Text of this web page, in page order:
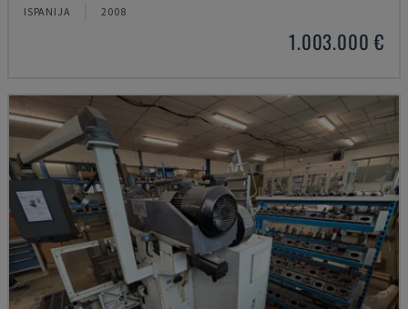
ISPANIJA 2008
1.003.000 €